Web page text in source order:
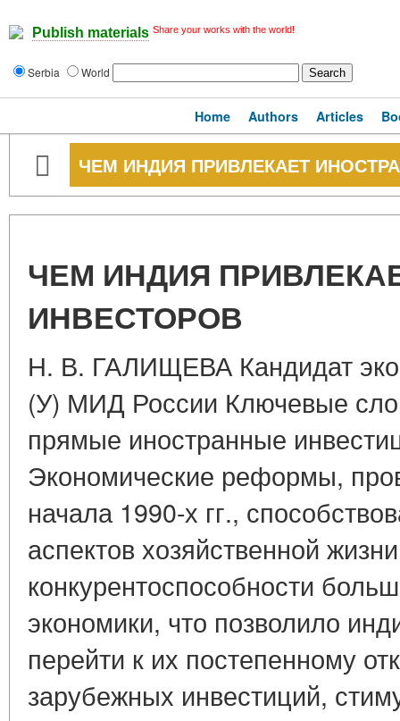
Publish materials Share your works with the world!
Serbia World
Home Authors Articles
ЧЕМ ИНДИЯ ПРИВЛЕКАЕТ
ЧЕМ ИНДИЯ
ИНВЕСТОРОВ
Н. В. ГАЛИЩЕВА Кандидат
(У) МИД России Ключевые
прямые иностранные
Экономические реформы,
начала 1990-х гг.,
аспектов хозяйственной
конкурентоспособности
экономики, что позволило
перейти к их постепенному
зарубежных инвестиций,